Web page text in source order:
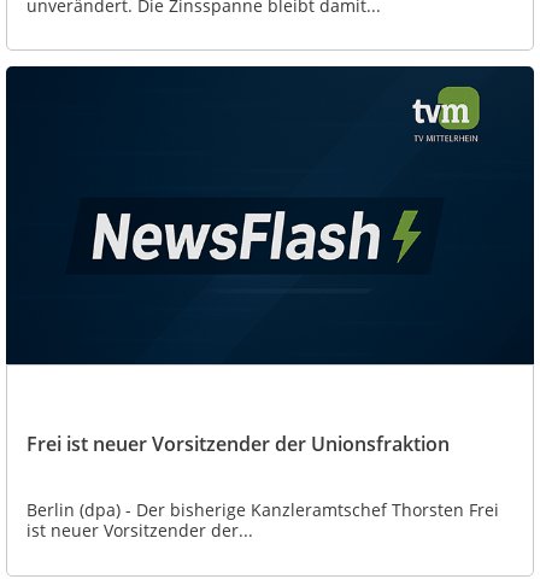
unverändert. Die Zinsspanne bleibt damit...
Frei ist neuer Vorsitzender der Unionsfraktion
Berlin (dpa) - Der bisherige Kanzleramtschef Thorsten Frei
ist neuer Vorsitzender der...